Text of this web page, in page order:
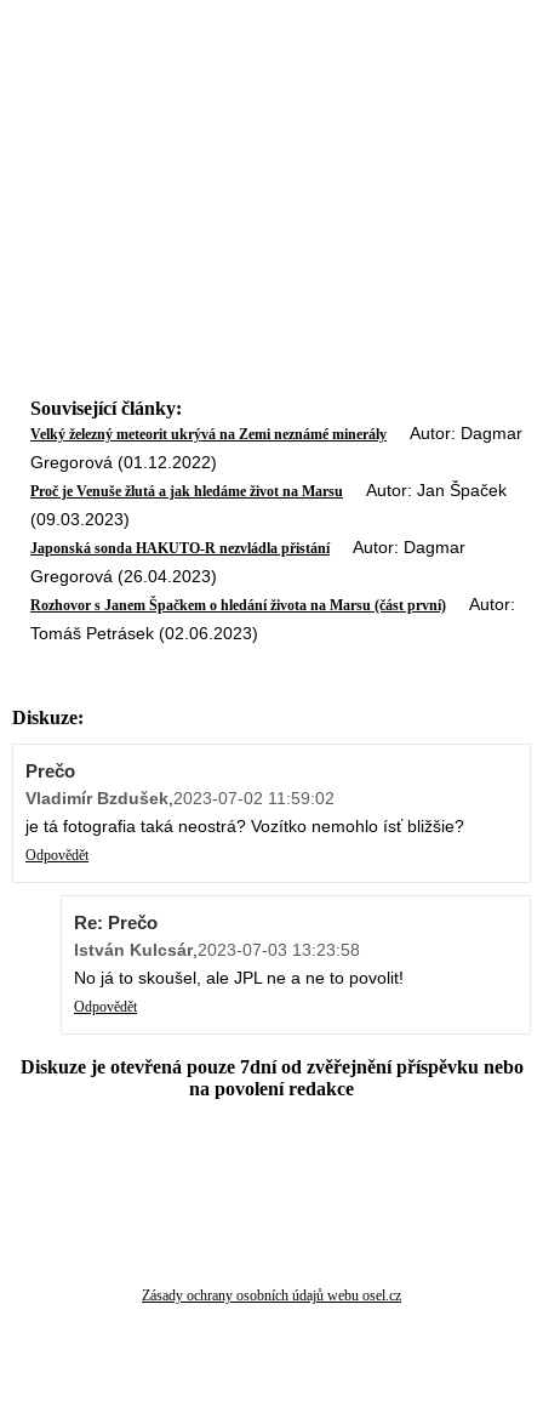
Související články:
Velký železný meteorit ukrývá na Zemi neznámé minerály Autor: Dagmar
Gregorová (01.12.2022)
Proč je Venuše žlutá a jak hledáme život na Marsu Autor: Jan Špaček
(09.03.2023)
Japonská sonda HAKUTO-R nezvládla přistáníAutor: Dagmar
Gregorová (26.04.2023)
Rozhovor s Janem Špačkem o hledání života na Marsu (část první) Autor:
Tomáš Petrásek (02.06.2023)
Diskuze:
Prečo
Vladimír Bzdušek,2023-07-02 11:59:02
je tá fotografia taká neostrá? Vozítko nemohlo ísť bližšie?
Odpovědět
Re: Prečo
István Kulcsár,2023-07-03 13:23:58
No já to skoušel, ale JPL ne a ne to povolit!
Odpovědět
Diskuze je otevřená pouze 7dní od zvěřejnění příspěvku nebo
na povolení redakce
Zásady ochrany osobních údajů webu osel.cz